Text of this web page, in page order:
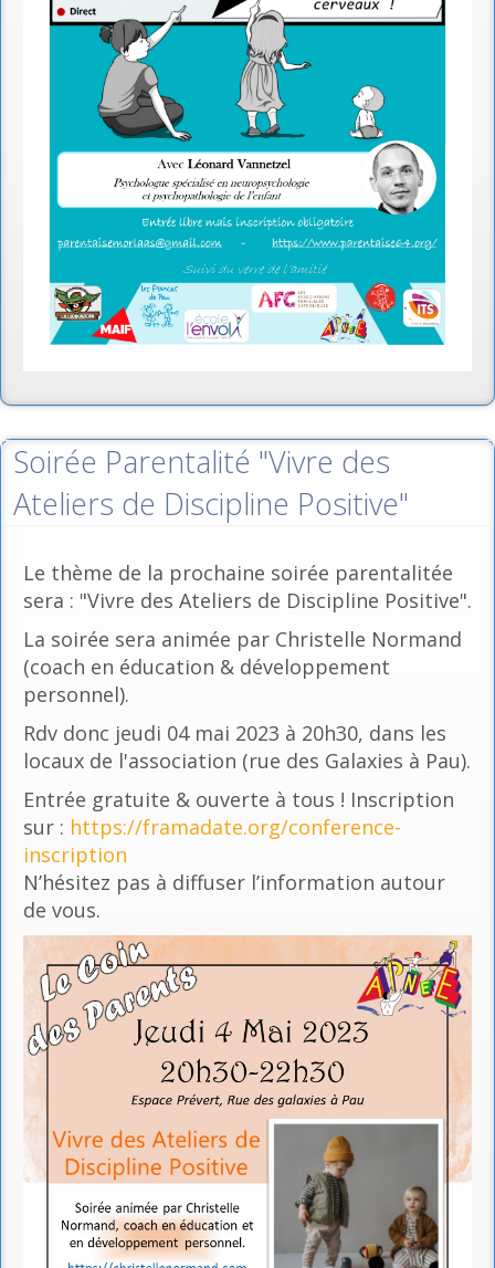
Soirée Parentalité "Vivre des
Ateliers de Discipline Positive"
Le thème de la prochaine soirée parentalitée
sera : "Vivre des Ateliers de Discipline Positive".
La soirée sera animée par Christelle Normand
(coach en éducation & développement
personnel).
Rdv donc jeudi 04 mai 2023 à 20h30, dans les
locaux de l'association (rue des Galaxies à Pau).
Entrée gratuite & ouverte à tous ! Inscription
sur : https://framadate.org/conference-
inscription
N’hésitez pas à diffuser l’information autour
de vous.